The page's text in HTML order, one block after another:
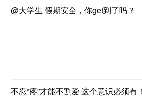
@大学生 假期安全，你get到了吗？
不忍“疼”才能不割爱 这个意识必须有！